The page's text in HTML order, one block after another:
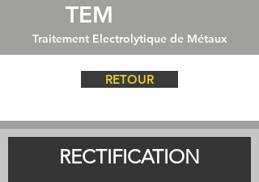
TEM
Traitement Electrolytique de Métaux
RETOUR
RECTIFICATION